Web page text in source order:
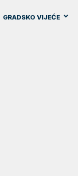
GRADSKO VIJEĆE